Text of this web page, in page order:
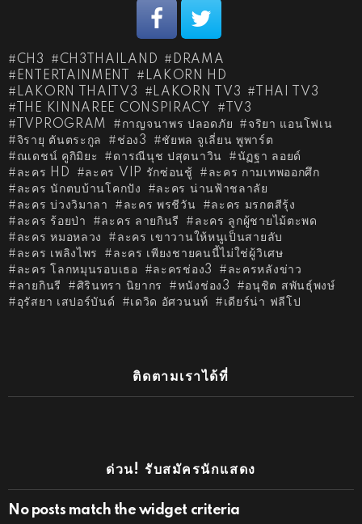
CH3 CH3THAILAND
DRAMA
ENTERTAINMENT
LAKORN HD
LAKORN THAITV3
LAKORN TV3
THAI TV3
THE KINNAREE CONSPIRACY
TV3
TVPROGRAM
กาญจนาพร ปลอดภัย
จริยา แอนโฟเน
จิรายุ ตันตระกูล
ช่อง3
ชัยพล จูเลี่ยน พูพาร์ต
ณเดชน์ คูกิมิยะ
ดารณีนุช ปสุตนาวิน
นัฏฐา ลอยด์
ละคร HD
ละคร VIP รักซ่อนชู้
ละคร กามเทพออกศึก
ละคร นักตบบ้านโคกปัง
ละคร น่านฟ้าชลาลัย
ละคร บ่วงวิมาลา
ละคร พรชีวัน
ละคร มรกตสีรุ้ง
ละคร ร้อยป่า
ละคร ลายกินรี
ละคร ลูกผู้ชายไม้ตะพด
ละคร หมอหลวง
ละคร เขาวานให้หนูเป็นสายลับ
ละคร เพลิงไพร
ละคร เพียงชายคนนี้ไม่ใช่ผู้วิเศษ
ละคร โลกหมุนรอบเธอ
ละครช่อง3
ละครหลังข่าว
ลายกินรี
ศิรินทรา นิยากร หนังช่อง3
อนุชิต สพันธุ์พงษ์
อุรัสยา เสปอร์บันด์
เดวิด อัศวนนท์ เดียร์น่า ฟลีโป
ติดตามเราได้ที่
ด่วน! รับสมัครนักแสดง
No posts match the widget criteria